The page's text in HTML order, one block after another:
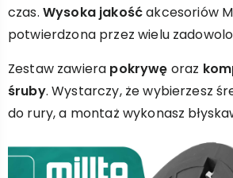
czas. Wysoka jakośćakcesoriów
potwierdzona przez wielu
Zestaw zawiera pokrywę oraz
śruby. Wystarczy, że wybierzesz
do rury, a montaż wykonasz